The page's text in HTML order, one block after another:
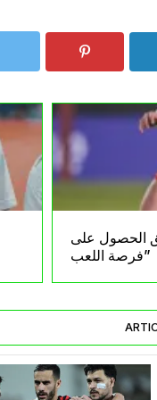
الحصول على
فرصة اللعب”